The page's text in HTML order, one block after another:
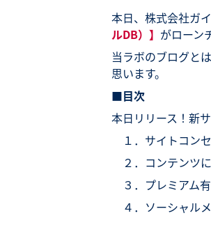
本日、株式会社ガ
ルDB）】 がローン
当ラボのブログと
思います。
■目次
本日リリース！新
１．サイトコン
２．コンテンツ
３．プレミアム
４．ソーシャル